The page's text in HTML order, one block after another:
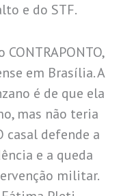
e do STF.
em Brasília. A
é de que ela
mas não teria
casal defende a
e a queda
militar.